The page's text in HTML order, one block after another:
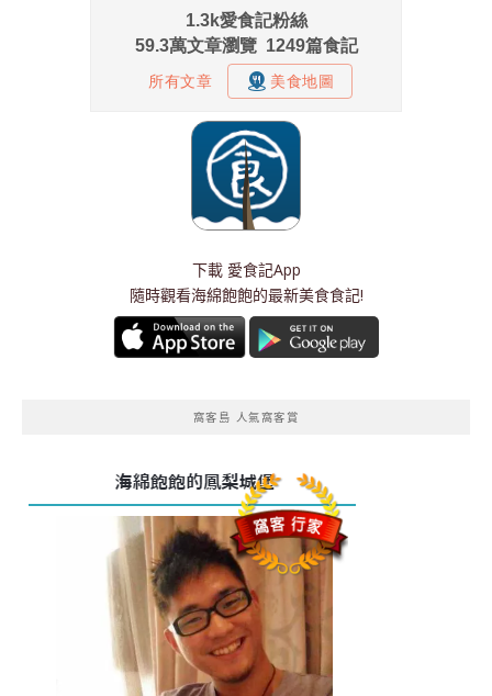
下載 愛食記App
隨時觀看海綿飽飽的最新美食食記!
窩客島 人氣窩客賞